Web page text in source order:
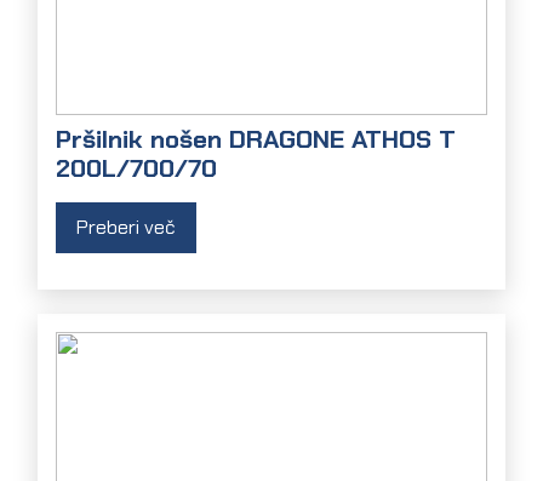
Pršilnik nošen DRAGONE ATHOS T
200L/700/70
Preberi več